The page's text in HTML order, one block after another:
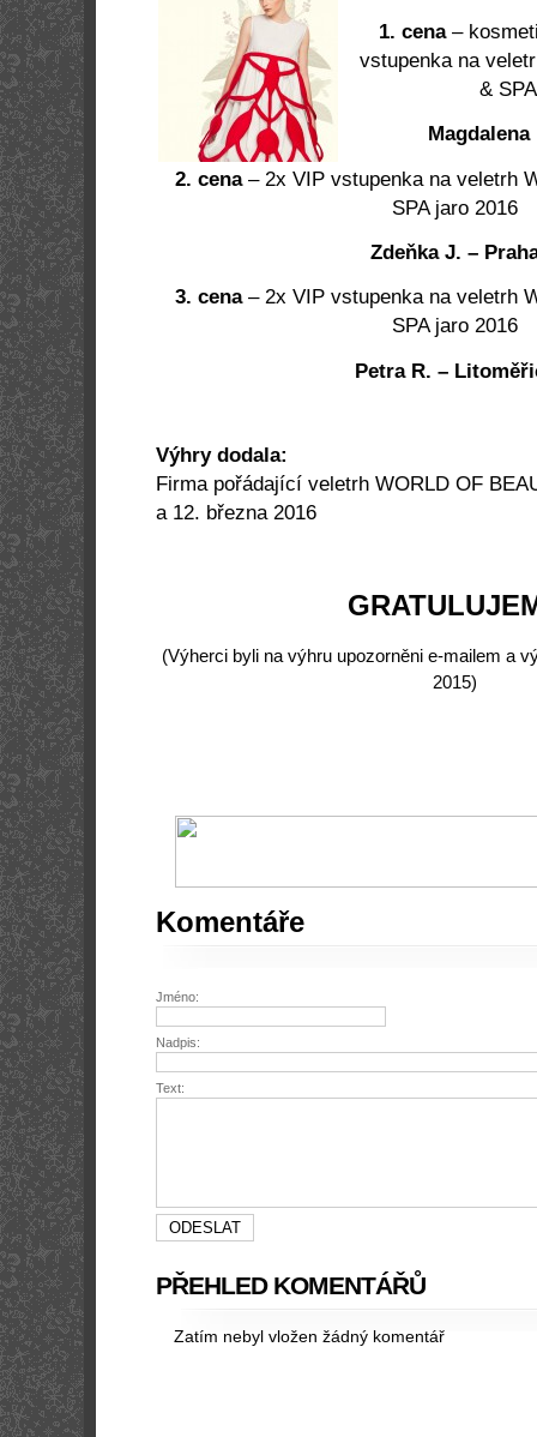
1. cena–
vstupenka na
&
2. cena– 2x VIP vstupenka na veletrh
SPA jaro 2016
Zdeňka J. –
3. cena– 2x VIP vstupenka na veletrh
SPA jaro 2016
Petra R. –
Výhry dodala:
Firma pořádající veletrh WORLD OF
a 12. března 2016
(Výherci byli na výhru upozorněni e-mailem a
2015)
Komentáře
Jméno:
Nadpis:
Text:
PŘEHLED KOMENTÁŘŮ
Zatím nebyl vložen žádný komentář